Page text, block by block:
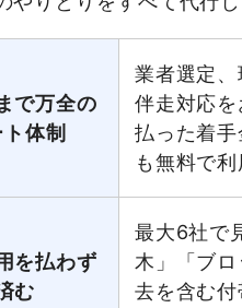
で万全の
体制
業者選定
伴走対応
払った着
も無料で利
を払わず
む
最大6社で
木」「ブ
去を含む